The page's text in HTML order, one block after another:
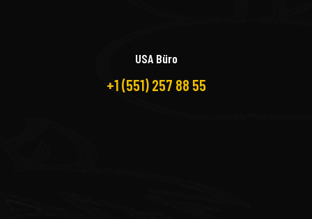
USA Büro
+1 (551) 257 88 55